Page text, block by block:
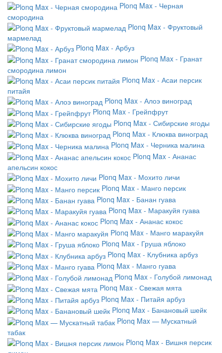
Plonq Max - Черная
смородина
Plonq Max - Фруктовый
мармелад
Plonq Max - Арбуз
Plonq Max - Гранат
смородина лимон
Plonq Max - Асаи персик
питайя
Plonq Max - Алоэ виноград
Plonq Max - Грейпфрут
Plonq Max - Сибирские ягоды
Plonq Max - Клюква виноград
Plonq Max - Черника малина
Plonq Max - Ананас
апельсин кокос
Plonq Max - Мохито личи
Plonq Max - Манго персик
Plonq Max - Банан гуава
Plonq Max - Маракуйя гуава
Plonq Max - Ананас кокос
Plonq Max - Манго маракуйя
Plonq Max - Груша яблоко
Plonq Max - Клубника арбуз
Plonq Max - Манго гуава
Plonq Max - Голубой лимонад
Plonq Max - Свежая мята
Plonq Max - Питайя арбуз
Plonq Max - Банановый шейк
Plonq Max — Мускатный
табак
Plonq Max - Вишня персик